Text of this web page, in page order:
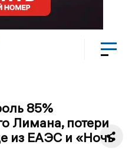
85%
Лимана, потери
из ЕАЭС и «Ночь